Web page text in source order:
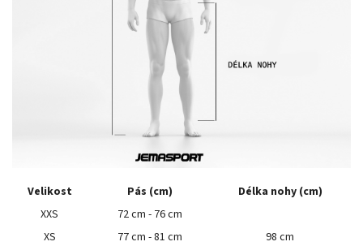
Velikost Pás (cm)
Délka nohy (cm)
XXS
72 cm - 76 cm
XS
77 cm - 81 cm
98 cm